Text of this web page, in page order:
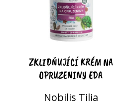
ZKLIDŇUJÍCÍ KRÉM NA
OPRUZENINY EDA
Nobilis Tilia